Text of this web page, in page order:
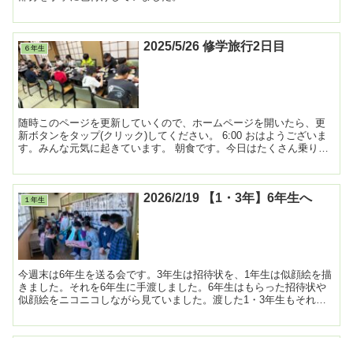
６年生 2025/5/26 修学旅行2日目
随時このページを更新していくので、ホームページを開いたら、更
新ボタンをタップ(クリック)してください。 6:00 おはようございま
す。みんな元気に起きています。 朝食です。今日はたくさん乗り物
１年生 2026/2/19 【1・3年】6年生へ
今週末は6年生を送る会です。3年生は招待状を、1年生は似顔絵を描
きました。それを6年生に手渡しました。6年生はもらった招待状や
似顔絵をニコニコしながら見ていました。渡した1・3年生もそれを